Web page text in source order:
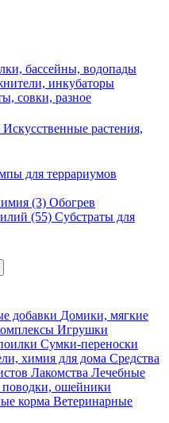
бассейны, водопады
инкубаторы
совки, разное
Искусственные растения,
для террариумов
(3) Обогрев
(55) Субстраты для
добавки Домики, мягкие
Игрушки
Сумки-переноски
химия для дома Средства
Лакомства Лечебные
ошейники
корма Ветеринарные